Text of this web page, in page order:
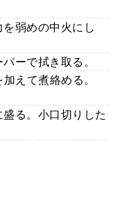
弱めの中火にし
ーで拭き取る。
えて煮絡める。
る。小口切りした